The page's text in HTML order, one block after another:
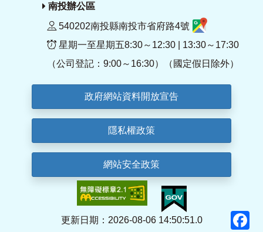
南投辦公區
540202南投縣南投市省府路4號
星期一至星期五8:30～12:30 | 13:30～17:30
（公司登記：9:00～16:30）（國定假日除外）
政府網站資料開放宣告
隱私權政策
網站安全政策
更新日期：2026-08-06 14:50:51.0